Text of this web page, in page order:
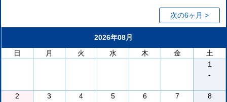
次の6ヶ月 >
2026年08月
日
月 火 水 木 金
土
1
-
2
3
4
5
6
7
8